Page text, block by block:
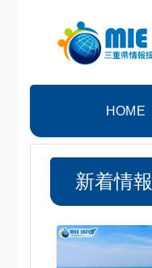
HOME
新着情報